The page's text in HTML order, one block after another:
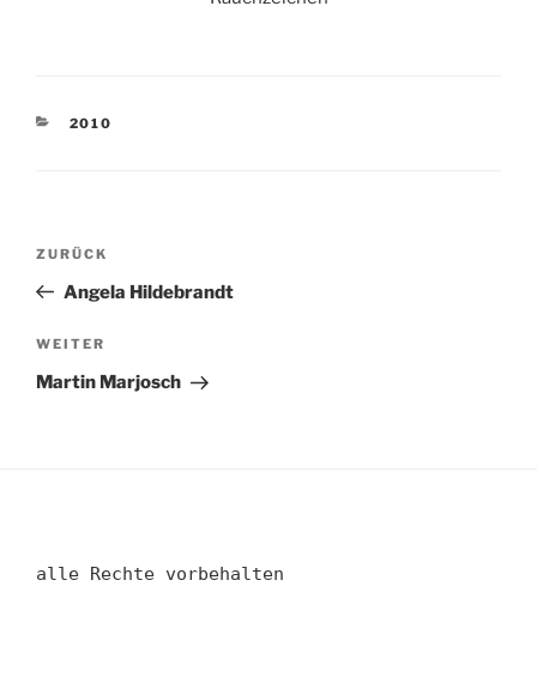
KATEGORIEN
2010
Beitragsnavigation
Vorheriger
Beitrag
ZURÜCK
Angela Hildebrandt
Nächster
Beitrag
WEITER
Martin Marjosch
alle Rechte vorbehalten